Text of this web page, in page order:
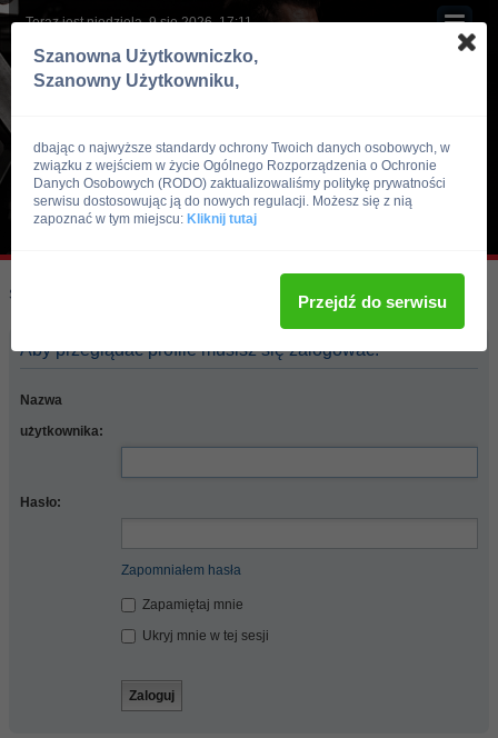
Teraz jest niedziela, 9 sie 2026, 17:11
Skocz do:
Aby przeglądać profile musisz się zalogować.
Nazwa
użytkownika:
Hasło:
Zapomniałem hasła
Zapamiętaj mnie
Ukryj mnie w tej sesji
Szanowna Użytkowniczko,
Szanowny Użytkowniku,
dbając o najwyższe standardy ochrony Twoich danych osobowych, w
związku z wejściem w życie Ogólnego Rozporządzenia o Ochronie
Danych Osobowych (RODO) zaktualizowaliśmy politykę prywatności
serwisu dostosowując ją do nowych regulacji. Możesz się z nią
zapoznać w tym miejscu: Kliknij tutaj
Przejdź do serwisu